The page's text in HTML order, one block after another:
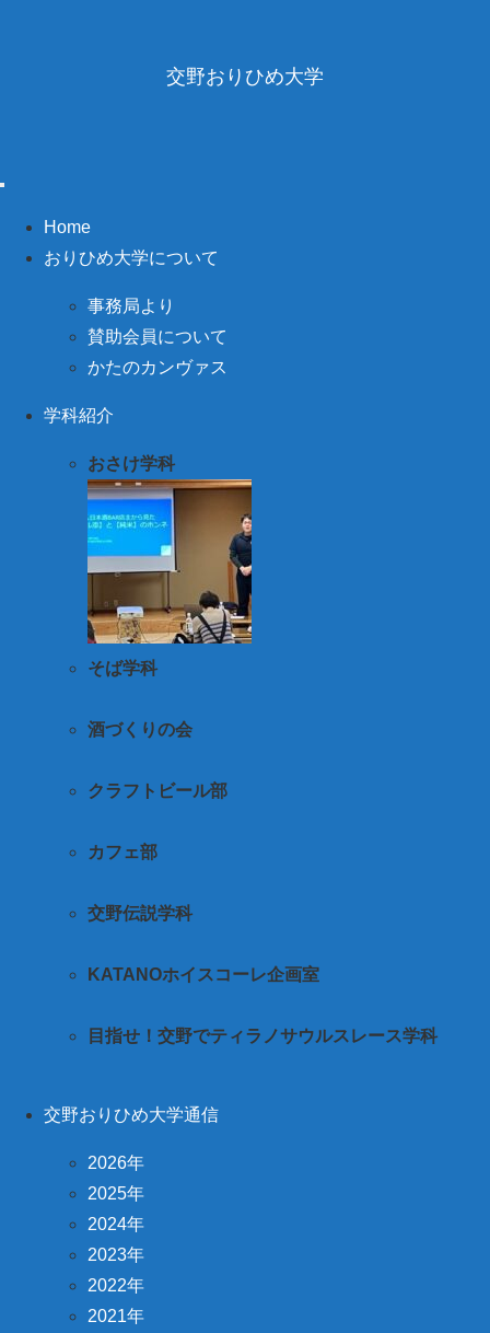
交野おりひめ大学
Home
おりひめ大学について
事務局より
賛助会員について
かたのカンヴァス
学科紹介
おさけ学科
そば学科
酒づくりの会
クラフトビール部
カフェ部
交野伝説学科
KATANOホイスコーレ企画室
目指せ！交野でティラノサウルスレース学科
交野おりひめ大学通信
2026年
2025年
2024年
2023年
2022年
2021年